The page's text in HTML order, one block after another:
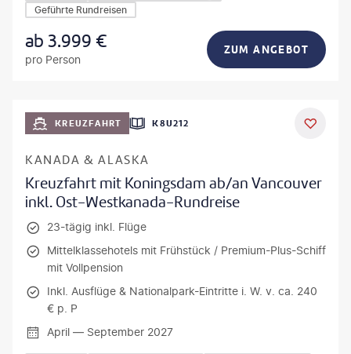
Geführte Rundreisen
ab3.999 €
pro Person
ZUM ANGEBOT
KREUZFAHRT K8U212
KANADA & ALASKA
Kreuzfahrt mit Koningsdam ab/an Vancouver
inkl. Ost-Westkanada-Rundreise
23-tägig inkl. Flüge
Mittelklassehotels mit Frühstück / Premium-Plus-Schiff
mit Vollpension
Inkl. Ausflüge & Nationalpark-Eintritte i. W. v. ca. 240
€ p. P
April — September 2027